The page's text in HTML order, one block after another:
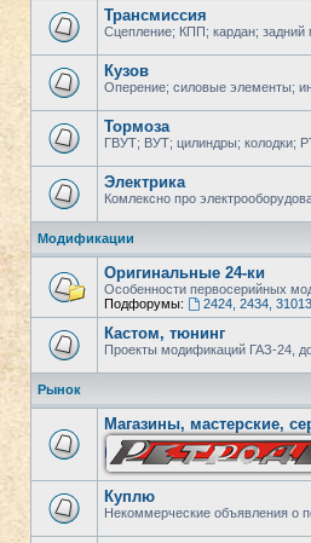
Трансмиссия
Сцепление; КПП; кардан; задний
Кузов
Оперение; силовые элементы;
Тормоза
ГВУТ; ВУТ; цилиндры; колодки;
Электрика
Комлексно про
Модификации
Оригинальные 24-ки
Особенности первосерийных
Подфорумы:
2424, 2434,
Кастом, тюнинг
Проекты модификаций ГАЗ-24,
Рынок
Магазины, мастерские,
Куплю
Некоммерческие объявления о